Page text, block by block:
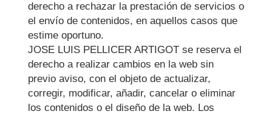
derecho a rechazar la prestación de servicios o
el envío de contenidos, en aquellos casos que
estime oportuno.
JOSE LUIS PELLICER ARTIGOT se reserva el
derecho a realizar cambios en la web sin
previo aviso, con el objeto de actualizar,
corregir, modificar, añadir, cancelar o eliminar
los contenidos o el diseño de la web. Los